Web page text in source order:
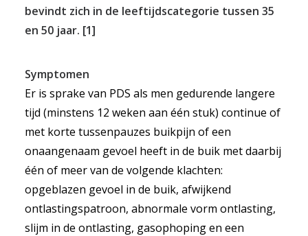
bevindt zich in de leeftijdscategorie tussen 35
en 50 jaar. [1]
Symptomen
Er is sprake van PDS als men gedurende langere
tijd (minstens 12 weken aan één stuk) continue of
met korte tussenpauzes buikpijn of een
onaangenaam gevoel heeft in de buik met daarbij
één of meer van de volgende klachten:
opgeblazen gevoel in de buik, afwijkend
ontlastingspatroon, abnormale vorm ontlasting,
slijm in de ontlasting, gasophoping en een